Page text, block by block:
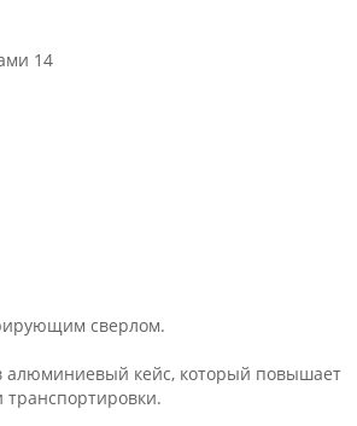
14
сверлом.
алюминиевый кейс, который повышает
транспортировки.